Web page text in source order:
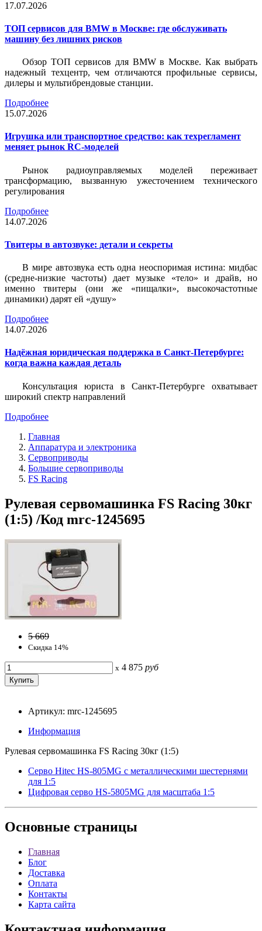
17.07.2026
ТОП сервисов для BMW в Москве: где обслуживать
машину без лишних рисков
Обзор ТОП сервисов для BMW в Москве. Как выбрать
надежный техцентр, чем отличаются профильные сервисы,
дилеры и мультибрендовые станции.
Подробнее
15.07.2026
Игрушка или транспортное средство: как техрегламент
меняет рынок RC-моделей
Рынок радиоуправляемых моделей переживает
трансформацию, вызванную ужесточением технического
регулирования
Подробнее
14.07.2026
Твитеры в автозвуке: детали и секреты
В мире автозвука есть одна неоспоримая истина: мидбас
(средне-низкие частоты) дает музыке «тело» и драйв, но
именно твитеры (они же «пищалки», высокочастотные
динамики) дарят ей «душу»
Подробнее
14.07.2026
Надёжная юридическая поддержка в Санкт-Петербурге:
когда важна каждая деталь
Консультация юриста в Санкт-Петербурге охватывает
широкий спектр направлений
Подробнее
Главная
Аппаратура и электроника
Сервоприводы
Большие сервоприводы
FS Racing
Рулевая сервомашинка FS Racing 30кг
(1:5) /Код mrc-1245695
5 669
Скидка 14%
x 4 875 руб
Артикул: mrc-1245695
Информация
Рулевая сервомашинка FS Racing 30кг (1:5)
Серво Hitec HS-805MG с металлическими шестернями
для 1:5
Цифровая серво HS-5805MG для масштаба 1:5
Основные страницы
Главная
Блог
Доставка
Оплата
Контакты
Карта сайта